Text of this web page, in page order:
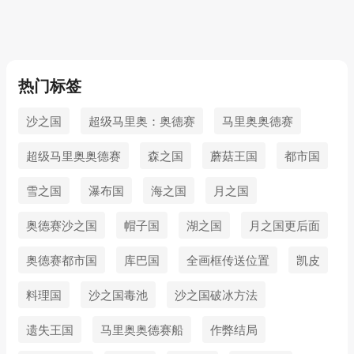
热门标签
沙之国 超级马里奥：奥德赛 马里奥奥德赛
超级马里奥奥德赛 森之国 蘑菇王国 都市国
雪之国 瀑布国 海之国 月之国
奥德赛沙之国 帽子国 湖之国 月之国更后面
奥德赛都市国 库巴国 全画框传送位置 凯皮
料理国 沙之国毒池 沙之国破冰方法
遗失王国 马里奥奥德赛船 作弊结局